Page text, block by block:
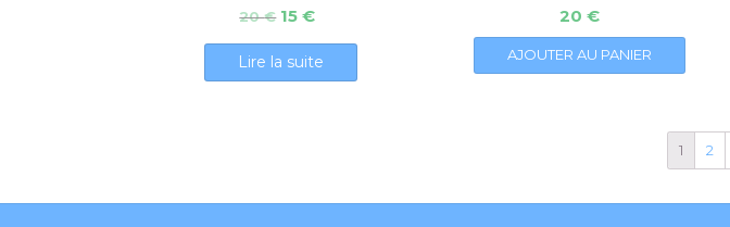
20€ 15€
Lire la suite
20 €
AJOUTER AU PANIER
1 2